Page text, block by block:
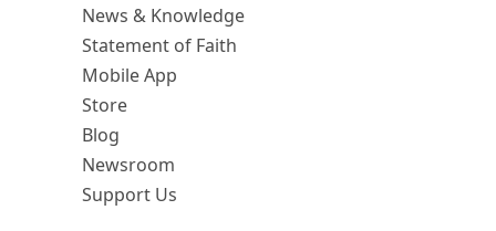
News & Knowledge
Statement of Faith
Mobile App
Store
Blog
Newsroom
Support Us